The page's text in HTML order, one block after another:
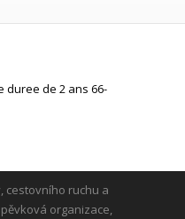
duree de 2 ans 66-
cestovního ruchu a
organizace,